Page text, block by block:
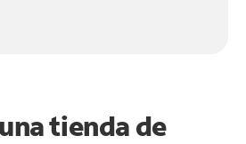
tienda de